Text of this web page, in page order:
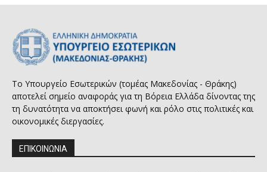
Το Υπουργείο Εσωτερικών (τομέας Μακεδονίας - Θράκης)
αποτελεί σημείο αναφοράς για τη Βόρεια Ελλάδα δίνοντας της
τη δυνατότητα να αποκτήσει φωνή και ρόλο στις πολιτικές και
οικονομικές διεργασίες.
ΕΠΙΚΟΙΝΩΝΙΑ